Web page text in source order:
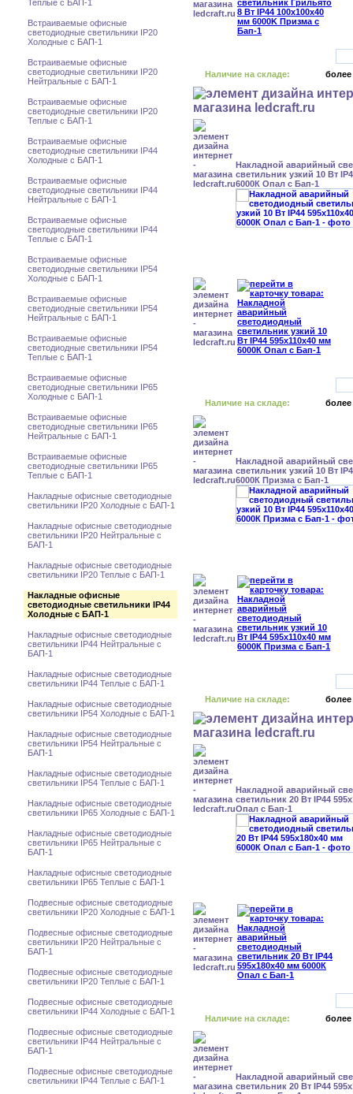
Теплые с БАП-1
Встраиваемые офисные
светодиодные светильники IP20
Холодные с БАП-1
Встраиваемые офисные
светодиодные светильники IP20
Нейтральные с БАП-1
Встраиваемые офисные
светодиодные светильники IP20
Теплые с БАП-1
Встраиваемые офисные
светодиодные светильники IP44
Холодные с БАП-1
Встраиваемые офисные
светодиодные светильники IP44
Нейтральные с БАП-1
Встраиваемые офисные
светодиодные светильники IP44
Теплые с БАП-1
Встраиваемые офисные
светодиодные светильники IP54
Холодные с БАП-1
Встраиваемые офисные
светодиодные светильники IP54
Нейтральные с БАП-1
Встраиваемые офисные
светодиодные светильники IP54
Теплые с БАП-1
Встраиваемые офисные
светодиодные светильники IP65
Холодные с БАП-1
Встраиваемые офисные
светодиодные светильники IP65
Нейтральные с БАП-1
Встраиваемые офисные
светодиодные светильники IP65
Теплые с БАП-1
Накладные офисные светодиодные
светильники IP20 Холодные с БАП-1
Накладные офисные светодиодные
светильники IP20 Нейтральные с
БАП-1
Накладные офисные светодиодные
светильники IP20 Теплые с БАП-1
Накладные офисные
светодиодные светильники IP44
Холодные с БАП-1
Накладные офисные светодиодные
светильники IP44 Нейтральные с
БАП-1
Накладные офисные светодиодные
светильники IP44 Теплые с БАП-1
Накладные офисные светодиодные
светильники IP54 Холодные с БАП-1
Накладные офисные светодиодные
светильники IP54 Нейтральные с
БАП-1
Накладные офисные светодиодные
светильники IP54 Теплые с БАП-1
Накладные офисные светодиодные
светильники IP65 Холодные с БАП-1
Накладные офисные светодиодные
светильники IP65 Нейтральные с
БАП-1
Накладные офисные светодиодные
светильники IP65 Теплые с БАП-1
Подвесные офисные светодиодные
светильники IP20 Холодные с БАП-1
Подвесные офисные светодиодные
светильники IP20 Нейтральные с
БАП-1
Подвесные офисные светодиодные
светильники IP20 Теплые с БАП-1
Подвесные офисные светодиодные
светильники IP44 Холодные с БАП-1
Подвесные офисные светодиодные
светильники IP44 Нейтральные с
БАП-1
Подвесные офисные светодиодные
светильники IP44 Теплые с БАП-1
Наличие на складе: более
Накладной аварийный
светильник узкий 10 Вт
6000К Опал с Бап-1
Наличие на складе: более
Накладной аварийный
светильник узкий 10 Вт
6000К Призма с Бап-1
Наличие на складе: более
Накладной аварийный
светильник 20 Вт IP44
Опал с Бап-1
Наличие на складе: более
Накладной аварийный
светильник 20 Вт IP44